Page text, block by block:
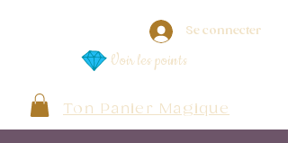
Ton Panier Magique
Se connecter
Voir les points